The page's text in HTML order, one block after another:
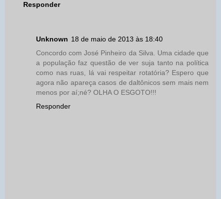
Responder
Unknown 18 de maio de 2013 às 18:40
Concordo com José Pinheiro da Silva. Uma cidade que
a população faz questão de ver suja tanto na política
como nas ruas, lá vai respeitar rotatória? Espero que
agora não apareça casos de daltônicos sem mais nem
menos por aí;né? OLHA O ESGOTO!!!
Responder